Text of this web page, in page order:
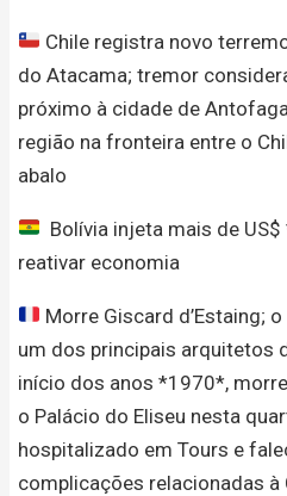
Chile registra novo
do Atacama; tremor
próximo à cidade de
região na fronteira entre o
abalo
Bolívia injeta mais de
reativar economia
Morre Giscard d’Estaing;
um dos principais arquitetos
início dos anos *1970*,
o Palácio do Eliseu nesta
hospitalizado em Tours e
complicações relacionadas à